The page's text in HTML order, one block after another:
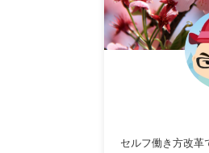
セルフ働き方改革